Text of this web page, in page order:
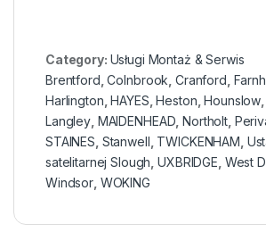
Category: Usługi Montaż & Serwis
Brentford ,Colnbrook Cranford
Harlington ,HAYES ,Heston ,Hounslow
Langley MAIDENHEAD ,Northolt
STAINES Stanwell TWICKENHAM
satelitarnej Slough ,UXBRIDGE West
Windsor WOKING